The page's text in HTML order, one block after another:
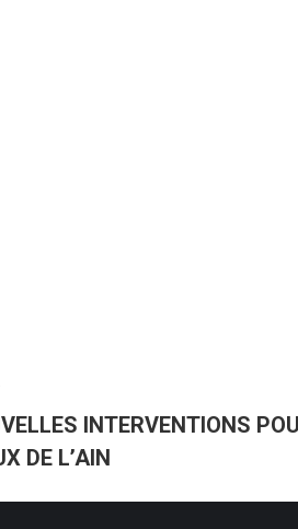
INTERVENTIONS
DE L’AIN